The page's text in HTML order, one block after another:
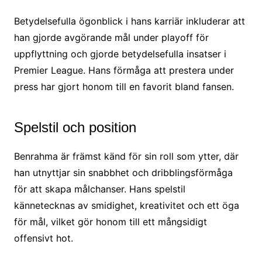
Betydelsefulla ögonblick i hans karriär inkluderar att
han gjorde avgörande mål under playoff för
uppflyttning och gjorde betydelsefulla insatser i
Premier League. Hans förmåga att prestera under
press har gjort honom till en favorit bland fansen.
Spelstil och position
Benrahma är främst känd för sin roll som ytter, där
han utnyttjar sin snabbhet och dribblingsförmåga
för att skapa målchanser. Hans spelstil
kännetecknas av smidighet, kreativitet och ett öga
för mål, vilket gör honom till ett mångsidigt
offensivt hot.